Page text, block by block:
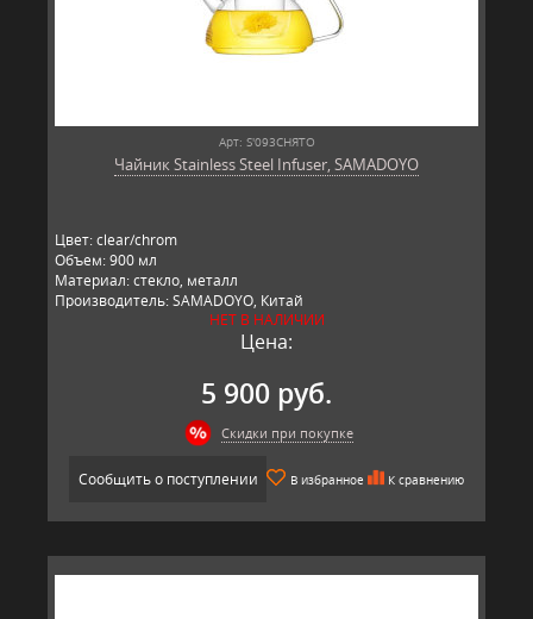
Арт: S'093СНЯТО
Чайник Stainless Steel Infuser, SAMADOYO
Цвет: clear/chrom
Объем: 900 мл
Материал: стекло, металл
Производитель: SAMADOYO, Китай
НЕТ В НАЛИЧИИ
Цена:
5 900 руб.
Скидки при покупке
Сообщить о поступлении В избранное К сравнению